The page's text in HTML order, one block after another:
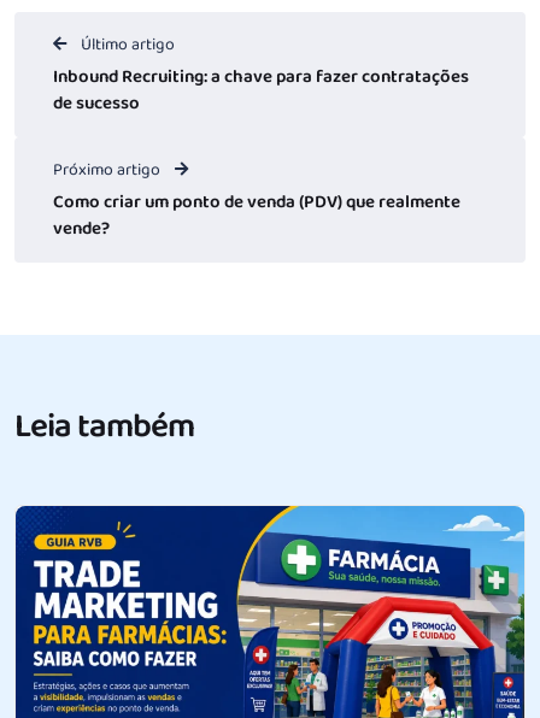
Último artigo
Inbound Recruiting: a chave para fazer contratações
de sucesso
Próximo artigo
Como criar um ponto de venda (PDV) que realmente
vende?
Leia também